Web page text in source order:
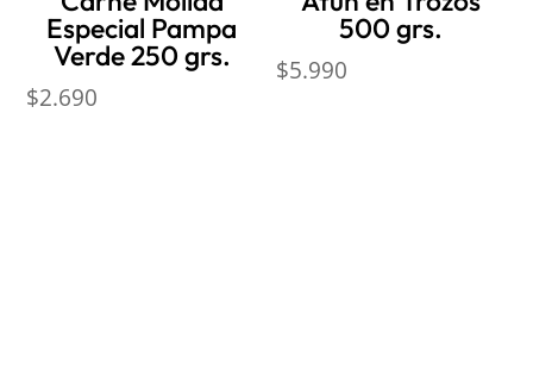
Especial Pampa
Verde 250 grs.
$2.690
500 grs.
$5.990